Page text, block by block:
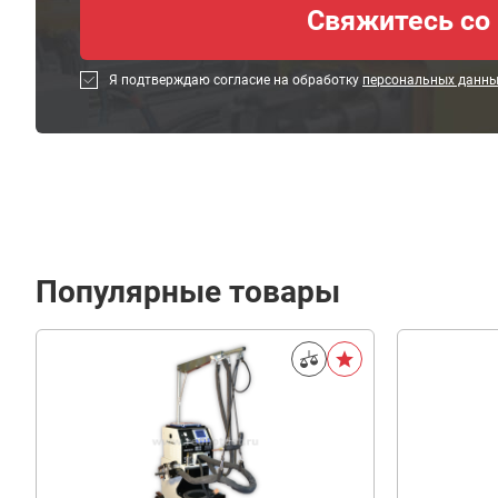
Я подтверждаю согласие на обработку персональных
Популярные товары